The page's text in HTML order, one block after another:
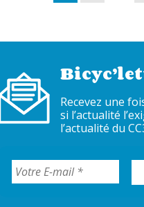
Recevez une
si l’actualité
l’actualité du